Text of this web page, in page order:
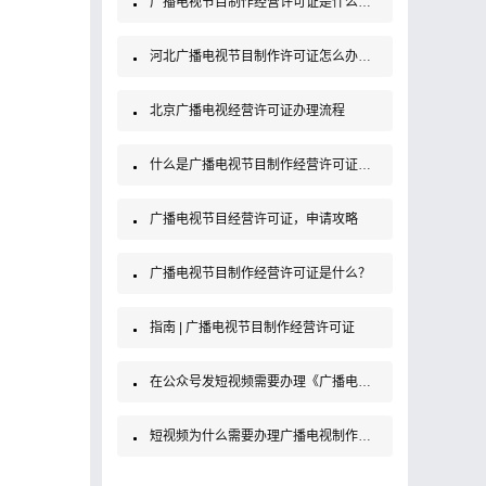
河北广播电视节目制作许可证怎么办理，需要准备什么材料？
北京广播电视经营许可证办理流程
什么是广播电视节目制作经营许可证？如何办理？
广播电视节目经营许可证，申请攻略
广播电视节目制作经营许可证是什么？
指南 | 广播电视节目制作经营许可证
在公众号发短视频需要办理《广播电视制作经营许可证》吗？
短视频为什么需要办理广播电视制作经营许可证？